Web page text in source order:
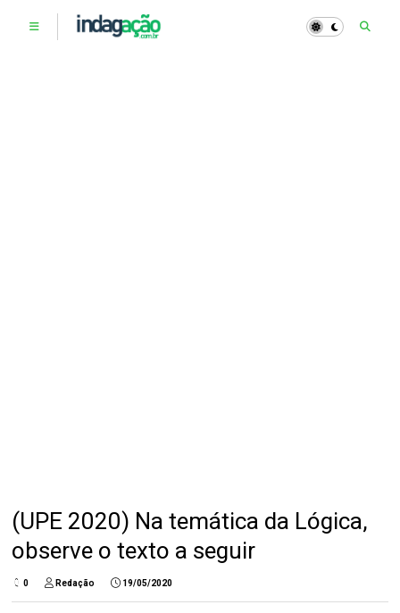
(UPE 2020) Na temática da Lógica,
observe o texto a seguir
0 Redação 19/05/2020